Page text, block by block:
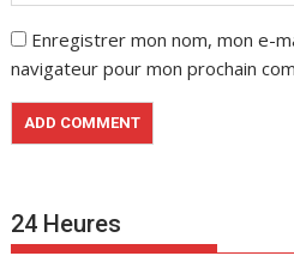
Enregistrer mon nom, mon e-
navigateur pour mon prochain
24 Heures